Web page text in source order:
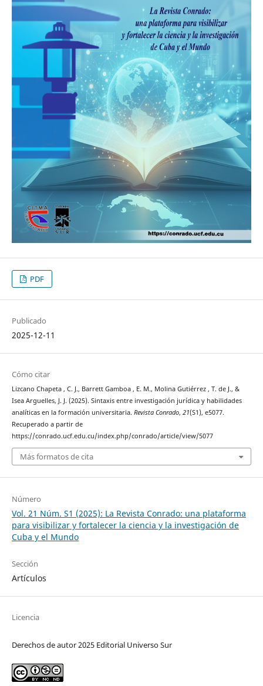
PDF
Publicado
2025-12-11
Cómo citar
Lizcano Chapeta , C. J., Barrett Gamboa , E. M., Molina Gutiérrez , T. de J., &
Isea Arguelles, J. J. (2025). Sintaxis entre investigación jurídica y habilidades
analíticas en la formación universitaria. Revista Conrado, 21(S1), e5077.
Recuperado a partir de
https://conrado.ucf.edu.cu/index.php/conrado/article/view/5077
Más formatos de cita
Número
Vol. 21 Núm. S1 (2025): La Revista Conrado: una plataforma
para visibilizar y fortalecer la ciencia y la investigación de
Cuba y el Mundo
Sección
Artículos
Licencia
Derechos de autor 2025 Editorial Universo Sur